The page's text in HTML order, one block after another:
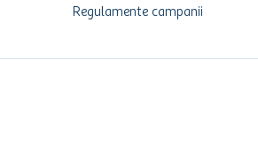
Regulamente campanii